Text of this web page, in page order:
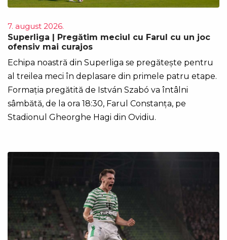
7. august 2026.
Superliga | Pregătim meciul cu Farul cu un joc
ofensiv mai curajos
Echipa noastră din Superliga se pregătește pentru
al treilea meci în deplasare din primele patru etape.
Formația pregătită de István Szabó va întâlni
sâmbătă, de la ora 18:30, Farul Constanța, pe
Stadionul Gheorghe Hagi din Ovidiu.